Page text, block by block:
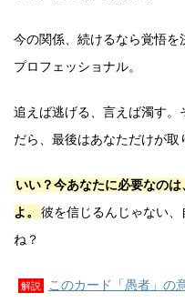
今の関係、続けるなら覚悟を
プロフェッショナル。
追えば逃げる、言えば濁す
だら、最後はあなただけが取
いい？今あなたに必要なの
よ。
彼を信じるんじゃない、
ね？
解説 このカード「愚者」の